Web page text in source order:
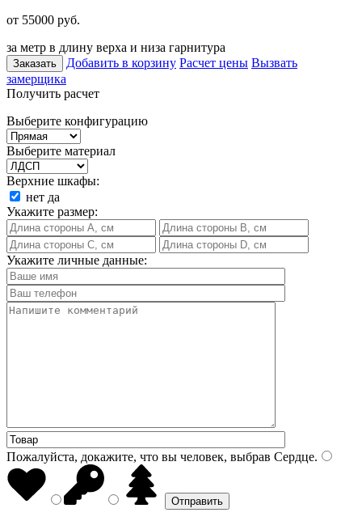
от 55000 руб.
за метр в длину верха и низа гарнитура
Заказать Добавить в корзину Расчет цены Вызвать
замерщика
Получить расчет
Выберите конфигурацию
Выберите материал
Верхние шкафы:
нет да
Укажите размер:
Укажите личные данные:
Пожалуйста, докажите, что вы человек, выбрав Сердце.